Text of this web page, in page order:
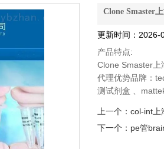
Clone Smaster
更新时间：2026-
产品特点:
Clone Smaster上
代理优势品牌：
测试剂盒 、
Toxin Technology
上一个： col-int上
下一个： pe管